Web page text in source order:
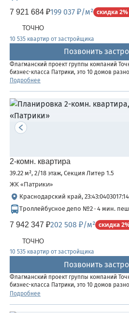
7 921 684 ₽199 037 ₽/м² скидка 2%
ТОЧНО
10 535 квартир от застройщика
Позвонить
Флагманский проект группы компаний
бизнес-класса Патрики, это 10 домов
расположившихся на 28,5 гектарах. Жилой
Подробнее
2-комн. квартира
39.22 м², 2/18 этаж, Секция Литер 1.5
ЖК «Патрики»
Краснодарский край,
Троллейбусное депо №2 · 4 мин.
7 942 347 ₽202 508 ₽/м² скидка
ТОЧНО
10 535 квартир от застройщика
Позвонить
Флагманский проект группы компаний
бизнес-класса Патрики, это 10 домов
расположившихся на 28,5 гектарах. Жилой
Подробнее